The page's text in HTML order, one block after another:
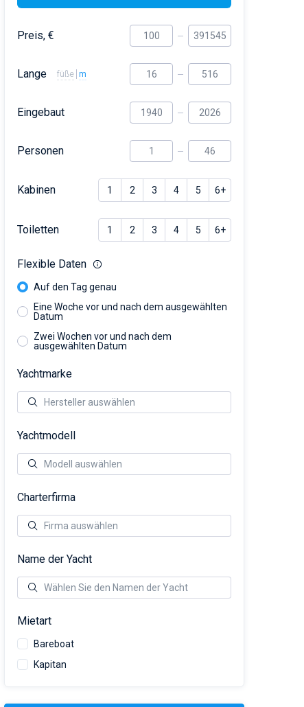
Preis, €
Lange füße m
Eingebaut
Personen
Kabinen 1 2 3 4 5 6+
Toiletten 1 2 3 4 5 6+
Flexible Daten
Auf den Tag genau
Eine Woche vor und nach dem ausgewählten
Datum
Zwei Wochen vor und nach dem
ausgewählten Datum
Yachtmarke
Yachtmodell
Charterfirma
Name der Yacht
Mietart
Bareboat
Kapitan